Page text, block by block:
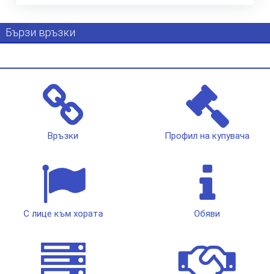
Бързи връзки
Връзки Профил на купувача
С лице към хората Обяви